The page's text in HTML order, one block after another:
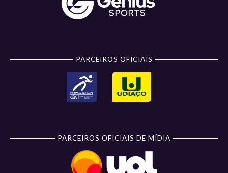
PARCEIROS OFICIAIS
PARCEIROS OFICIAIS DE MÍDIA